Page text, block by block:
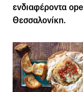
ενδιαφέροντα
Θεσσαλονίκη.